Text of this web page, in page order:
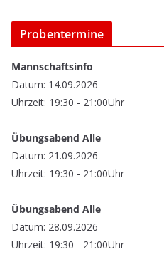
Probentermine
Mannschaftsinfo
Datum: 14.09.2026
Uhrzeit: 19:30 - 21:00Uhr
Übungsabend Alle
Datum: 21.09.2026
Uhrzeit: 19:30 - 21:00Uhr
Übungsabend Alle
Datum: 28.09.2026
Uhrzeit: 19:30 - 21:00Uhr